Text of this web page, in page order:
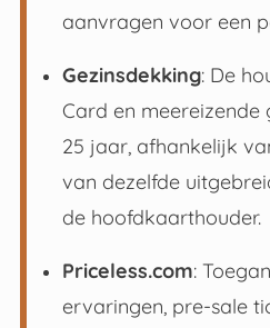
aanvragen voor een
Gezinsdekking: De
Card en meereizende
25 jaar, afhankelijk
van dezelfde
de hoofdkaarthouder.
Priceless.com:
ervaringen, pre-sale